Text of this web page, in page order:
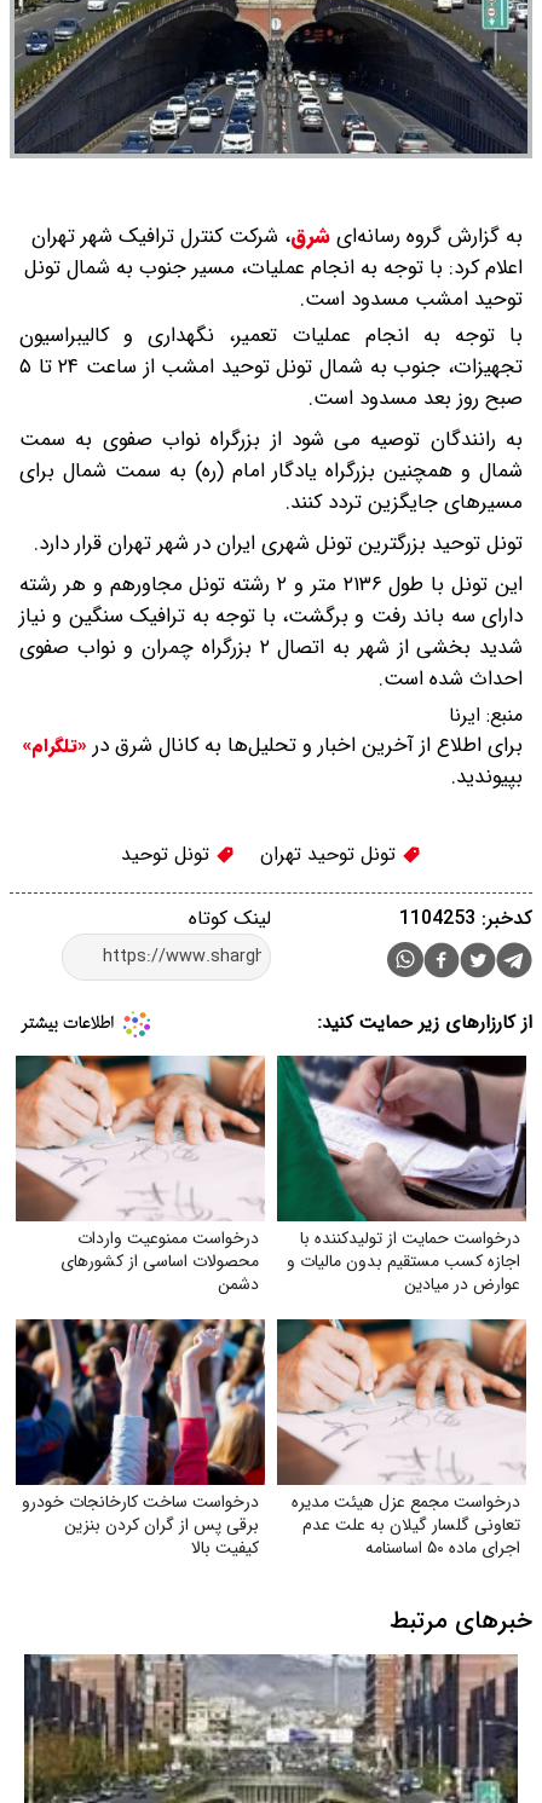
به گزارش گروه رسانه‌ایشرق، شرکت کنترل ترافیک شهر تهران
اعلام کرد: با توجه به انجام عملیات، مسیر جنوب به شمال تونل
توحید امشب مسدود است.
با توجه به انجام عملیات تعمیر، نگهداری و کالیبراسیون
تجهیزات، جنوب به شمال تونل توحید امشب از ساعت ۲۴ تا ۵
صبح روز بعد مسدود است.
به رانندگان توصیه می شود از بزرگراه نواب صفوی به سمت
شمال و همچنین بزرگراه یادگار امام (ره) به سمت شمال برای
مسیرهای جایگزین تردد کنند.
تونل توحید بزرگترین تونل شهری ایران در شهر تهران قرار دارد.
این تونل با طول ۲۱۳۶ متر و ۲ رشته تونل مجاورهم و هر رشته
دارای سه باند رفت و برگشت، با توجه به ترافیک سنگین و نیاز
شدید بخشی از شهر به اتصال ۲ بزرگراه چمران و نواب صفوی
احداث شده است.
منبع: ایرنا
برای اطلاع از آخرین اخبار و تحلیل‌ها به کانال شرق در «تلگرام»
بپیوندید.
تونل توحید تهران تونل توحید
لینک کوتاه کدخبر: 1104253
از کارزارهای زیر حمایت کنید:
درخواست حمایت از تولیدکننده با
اجازه کسب مستقیم بدون مالیات و
عوارض در میادین
درخواست ممنوعیت واردات
محصولات اساسی از کشورهای
دشمن
درخواست مجمع عزل هیئت مدیره
تعاونی گلسار گیلان به علت عدم
اجرای ماده ۵۰ اساسنامه
درخواست ساخت کارخانجات خودرو
برقی پس از گران کردن بنزین
کیفیت بالا
خبرهای مرتبط